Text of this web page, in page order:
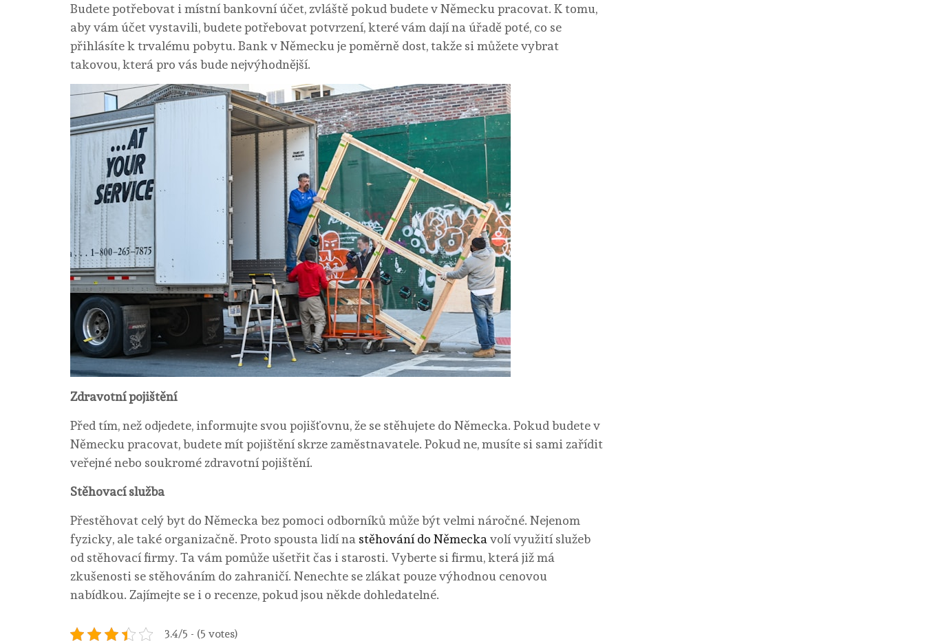
Budete potřebovat i místní bankovní účet, zvláště pokud budete v Německu pracovat. K tomu,
aby vám účet vystavili, budete potřebovat potvrzení, které vám dají na úřadě poté, co se
přihlásíte k trvalému pobytu. Bank v Německu je poměrně dost, takže si můžete vybrat
takovou, která pro vás bude nejvýhodnější.
Zdravotní pojištění
Před tím, než odjedete, informujte svou pojišťovnu, že se stěhujete do Německa. Pokud budete v
Německu pracovat, budete mít pojištění skrze zaměstnavatele. Pokud ne, musíte si sami zařídit
veřejné nebo soukromé zdravotní pojištění.
Stěhovací služba
Přestěhovat celý byt do Německa bez pomoci odborníků může být velmi náročné. Nejenom
fyzicky, ale také organizačně. Proto spousta lidí na stěhování do Německa volí využití služeb
od stěhovací firmy. Ta vám pomůže ušetřit čas i starosti. Vyberte si firmu, která již má
zkušenosti se stěhováním do zahraničí. Nenechte se zlákat pouze výhodnou cenovou
nabídkou. Zajímejte se i o recenze, pokud jsou někde dohledatelné.
3.4/5 - (5 votes)